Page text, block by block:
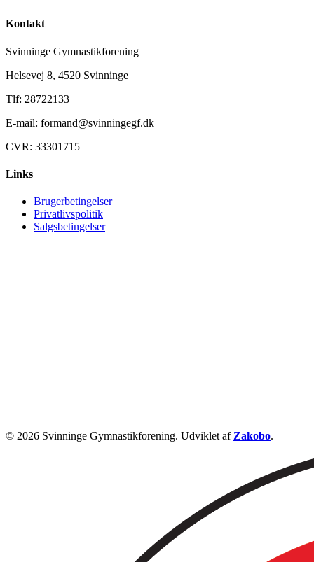
Kontakt
Svinninge Gymnastikforening
Helsevej 8, 4520 Svinninge
Tlf: 28722133
E-mail: formand@svinningegf.dk
CVR: 33301715
Links
Brugerbetingelser
Privatlivspolitik
Salgsbetingelser
© 2026 Svinninge Gymnastikforening. Udviklet af Zakobo.